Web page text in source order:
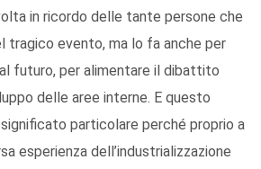
in ricordo delle tante persone che
tragico evento, ma lo fa anche per
futuro, per alimentare il dibattito
delle aree interne. E questo
particolare perché proprio a
esperienza dell’industrializzazione